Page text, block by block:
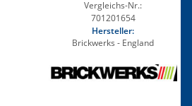
Vergleichs-Nr.:
701201654
Hersteller:
Brickwerks - England